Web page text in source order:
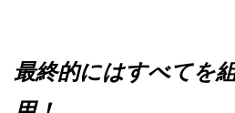
最終的にはすべてを